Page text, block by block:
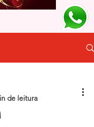
de leitura